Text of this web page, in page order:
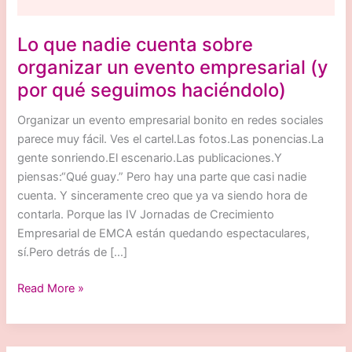
Lo que nadie cuenta sobre
organizar un evento empresarial (y
por qué seguimos haciéndolo)
Organizar un evento empresarial bonito en redes sociales
parece muy fácil. Ves el cartel.Las fotos.Las ponencias.La
gente sonriendo.El escenario.Las publicaciones.Y
piensas:“Qué guay.” Pero hay una parte que casi nadie
cuenta. Y sinceramente creo que ya va siendo hora de
contarla. Porque las IV Jornadas de Crecimiento
Empresarial de EMCA están quedando espectaculares,
sí.Pero detrás de […]
Lo
nadie
cuenta
Read More »